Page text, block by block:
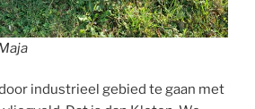
industrieel gebied te gaan met